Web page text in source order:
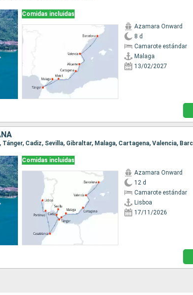
Comidas incluidas
Azamara Onward
8 d
Camarote estándar
Malaga
13/02/2027
Comidas incluidas
Azamara Onward
12 d
Camarote estándar
Lisboa
17/11/2026